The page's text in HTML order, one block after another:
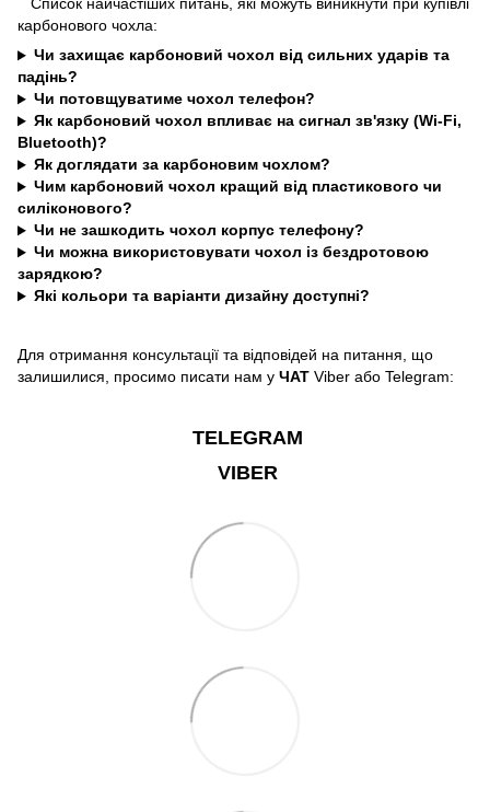
Список найчастіших питань, які можуть виникнути при купівлі
карбонового чохла:
Чи захищає карбоновий чохол від сильних ударів та
падінь?
Чи потовщуватиме чохол телефон?
Як карбоновий чохол впливає на сигнал зв'язку (Wi-Fi,
Bluetooth)?
Як доглядати за карбоновим чохлом?
Чим карбоновий чохол кращий від пластикового чи
силіконового?
Чи не зашкодить чохол корпус телефону?
Чи можна використовувати чохол із бездротовою
зарядкою?
Які кольори та варіанти дизайну доступні?
Для отримання консультації та відповідей на питання, що
залишилися, просимо писати нам у ЧАТ Viber або Telegram:
TELEGRAM
VIBER